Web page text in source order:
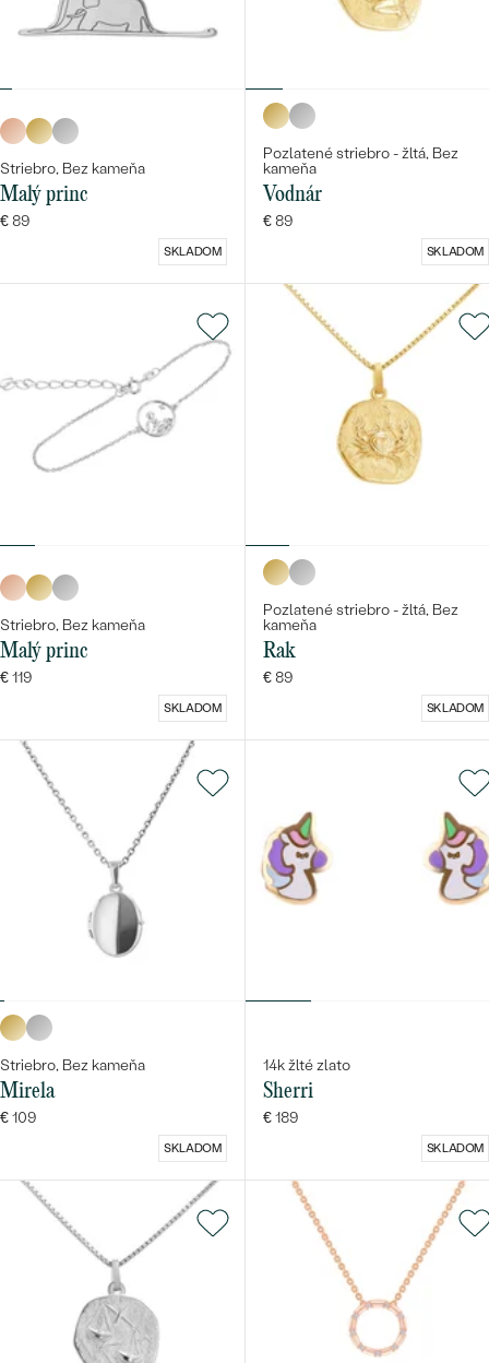
Striebro, Bez kameňa
Malý princ
€ 89
SKLADOM
Pozlatené striebro - žltá, Bez
kameňa
Vodnár
€ 89
SKLADOM
Striebro, Bez kameňa
Malý princ
€ 119
SKLADOM
Pozlatené striebro - žltá, Bez
kameňa
Rak
€ 89
SKLADOM
Striebro, Bez kameňa
Mirela
€ 109
SKLADOM
14k žlté zlato
Sherri
€ 189
SKLADOM